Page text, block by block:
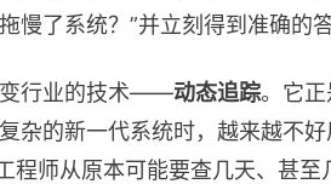
慢了系统？”并立刻得到准确的
变行业的技术——动态追踪。它正
杂的新一代系统时，越来越不
程师从原本可能要查几天、甚